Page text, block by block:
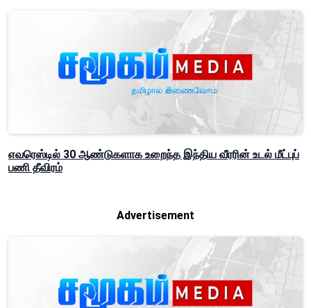
எவரெஸ்டில் 30 ஆண்டுகளாக உறைந்த இந்திய வீரரின் உடல் மீட்புப்
பணி தீவிரம்
Advertisement